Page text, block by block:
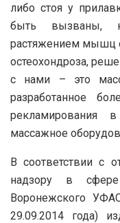
либо стоя у
быть вызваны,
растяжением мышц
остеохондроза,
с нами – это
разработанное
рекламирования
массажное
В соответствии с
надзору в сфере
Воронежского
29.09.2014 года)